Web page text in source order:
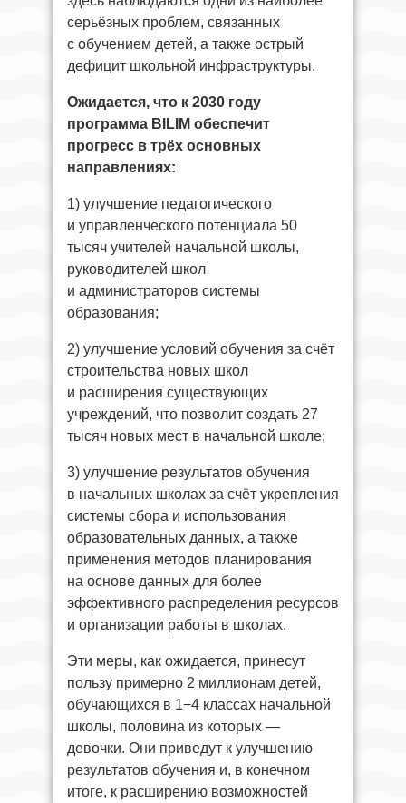
серьёзных проблем, связанных
с обучением детей, а также острый
дефицит школьной инфраструктуры.
Ожидается, что к 2030 году
программа BILIM обеспечит
прогресс в трёх основных
направлениях:
1) улучшение педагогического
и управленческого потенциала 50
тысяч учителей начальной школы,
руководителей школ
и администраторов системы
образования;
2) улучшение условий обучения за счёт
строительства новых школ
и расширения существующих
учреждений, что позволит создать 27
тысяч новых мест в начальной школе;
3) улучшение результатов обучения
в начальных школах за счёт укрепления
системы сбора и использования
образовательных данных, а также
применения методов планирования
на основе данных для более
эффективного распределения ресурсов
и организации работы в школах.
Эти меры, как ожидается, принесут
пользу примерно 2 миллионам детей,
обучающихся в 1−4 классах начальной
школы, половина из которых —
девочки. Они приведут к улучшению
результатов обучения и, в конечном
итоге, к расширению возможностей